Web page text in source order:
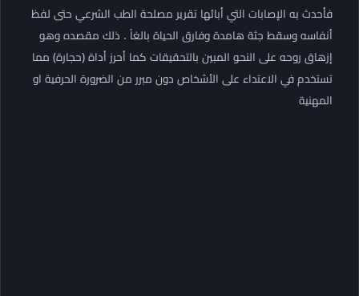
فأحدث به الإصابات التي أبائها تقرير مصلحة الطب الشرعي حتى لفظ
أنفاسه وسقط جثة هامدة وفارق الحياة بالغاً . ذلك مقصده وهو
إزهاق روحه على النحو المبين بالتحقيقات كما أحرز أداة (حجارة) مما
تستخدم في الاعتداء على الأشخاص دون مبرر من الضرورة الحرفية او
المهنية